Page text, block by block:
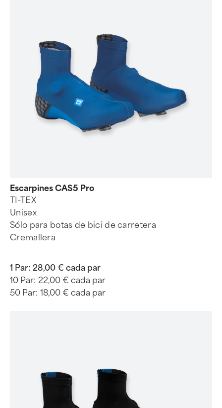
Escarpines CAS5 Pro
TI-TEX
Unisex
Sólo para botas de bici de carretera
Cremallera
1 Par: 28,00 € cada par
10 Par: 22,00 € cada par
50 Par: 18,00 € cada par